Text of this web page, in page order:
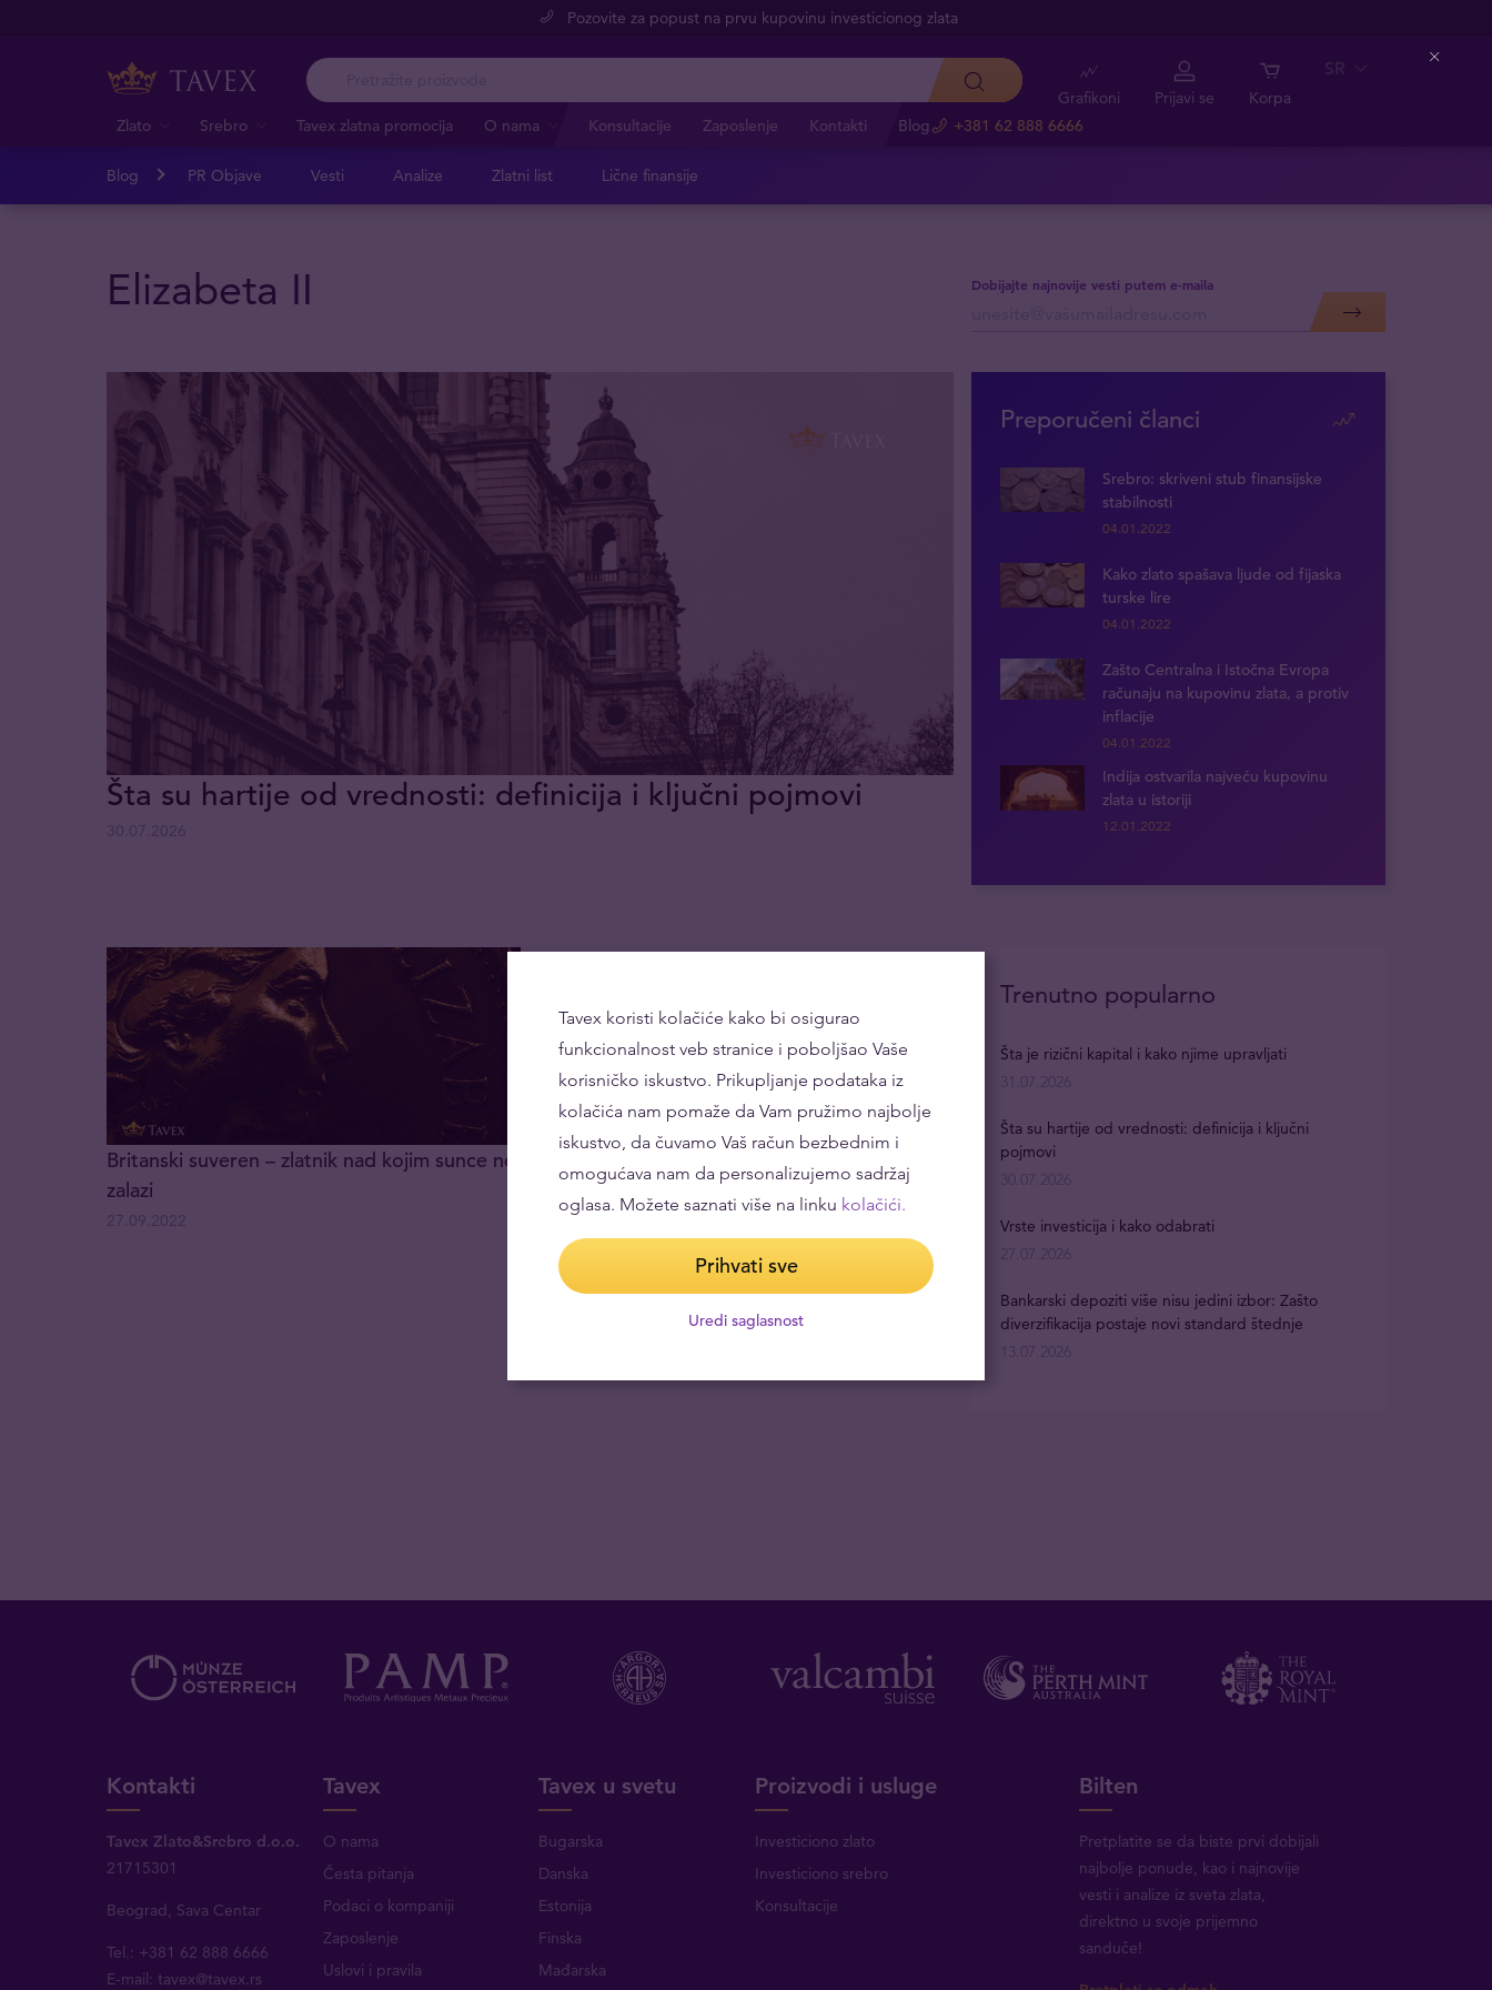
Pozovite za popust na prvu kupovinu investicionog zlata
Zlato Srebro Tavex zlatna promocija O nama Konsultacije Zaposlenje Kontakti Blog +381 62 888 6666
Grafikoni Prijavi se Korpa
SR
Blog PR Objave Vesti Analize Zlatni list Lične finansije
Elizabeta II Dobijajte najnovije vesti putem e-maila
Šta su hartije od vrednosti: definicija i ključni pojmovi
Preporučeni članci
Srebro: skriveni stub finansijske
stabilnosti
04.01.2022
Kako zlato spašava ljude od fijaska
turske lire
04.01.2022
Zašto Centralna i Istočna Evropa
računaju na kupovinu zlata, a protiv
inflacije
04.01.2022
Indija ostvarila najveću kupovinu
zlata u istoriji
12.01.2022
Britanski suveren – zlatnik nad kojim sunce ne
zalazi
Trenutno popularno
Šta je rizični kapital i kako njime upravljati
31.07.2026
Šta su hartije od vrednosti: definicija i ključni
pojmovi
30.07.2026
Vrste investicija i kako odabrati
27.07.2026
Bankarski depoziti više nisu jedini izbor: Zašto
diverzifikacija postaje novi standard štednje
13.07.2026
Kontakti
Tavex Zlato&Srebro d.o.o.
21715301
Beograd, Sava Centar
Tel.: +381 62 888 6666
E-mail:tavex@tavex.rs
Tavex
O nama
Česta pitanja
Podaci o kompaniji
Zaposlenje
Uslovi i pravila
Tavex u svetu
Bugarska
Danska
Estonija
Finska
Mađarska
Proizvodi i usluge
Investiciono zlato
Investiciono srebro
Konsultacije
Bilten
Pretplatite se da biste prvi dobijali
najbolje ponude, kao i najnovije
vesti i analize iz sveta zlata,
direktno u svoje prijemno
sanduče!
Tavex koristi kolačiće kako bi osigurao
funkcionalnost veb stranice i poboljšao Vaše
korisničko iskustvo. Prikupljanje podataka iz
kolačića nam pomaže da Vam pružimo najbolje
iskustvo, da čuvamo Vaš račun bezbednim i
omogućava nam da personalizujemo sadržaj
oglasa. Možete saznati više na linku kolačići.
Prihvati sve
Uredi saglasnost
Close